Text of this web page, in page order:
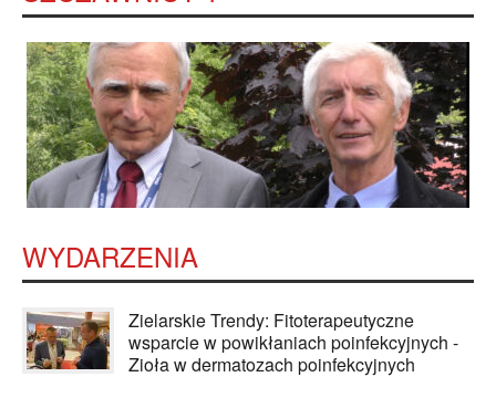
WYDARZENIA
Zielarskie Trendy: Fitoterapeutyczne
wsparcie w powikłaniach poinfekcyjnych -
Zioła w dermatozach poinfekcyjnych